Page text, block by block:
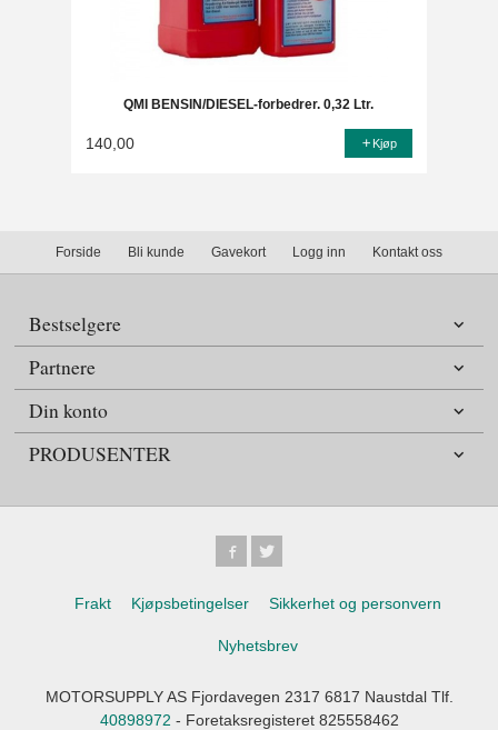
QMI BENSIN/DIESEL-forbedrer. 0,32 Ltr.
140,00 Kjøp
Forside Bli kunde Gavekort Logg inn Kontakt oss
Bestselgere
Partnere
Din konto
PRODUSENTER
Frakt Kjøpsbetingelser Sikkerhet og personvern
Nyhetsbrev
MOTORSUPPLY AS Fjordavegen 2317 6817 Naustdal Tlf.
40898972 - Foretaksregisteret 825558462